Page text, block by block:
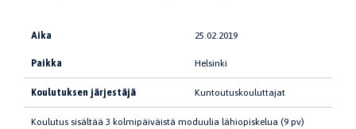
Aika 25.02.2019
Paikka Helsinki
Koulutuksen järjestäjä Kuntoutuskouluttajat
Koulutus sisältää 3 kolmipäiväistä moduulia lähiopiskelua (9 pv)